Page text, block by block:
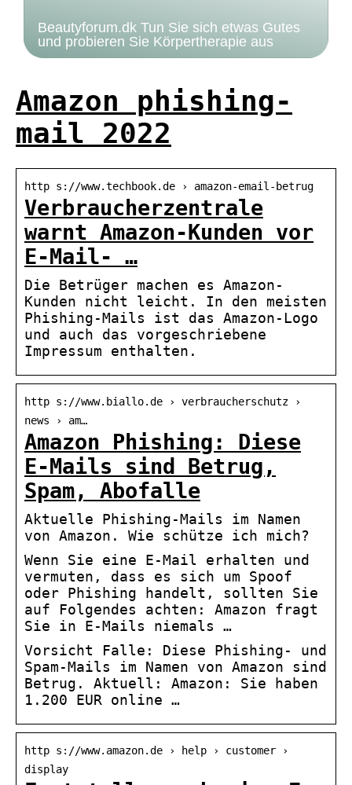
Beautyforum.dk Tun Sie sich etwas Gutes
und probieren Sie Körpertherapie aus
Amazon phishing-
mail 2022
http s://www.techbook.de › amazon-email-betrug
Verbraucherzentrale
warnt Amazon-Kunden vor
E-Mail- …
Die Betrüger machen es Amazon-
Kunden nicht leicht. In den meisten
Phishing-Mails ist das Amazon-Logo
und auch das vorgeschriebene
Impressum enthalten.
http s://www.biallo.de › verbraucherschutz ›
news › am…
Amazon Phishing: Diese
E-Mails sind Betrug,
Spam, Abofalle
Aktuelle Phishing-Mails im Namen
von Amazon. Wie schütze ich mich?
Wenn Sie eine E-Mail erhalten und
vermuten, dass es sich um Spoof
oder Phishing handelt, sollten Sie
auf Folgendes achten: Amazon fragt
Sie in E-Mails niemals …
Vorsicht Falle: Diese Phishing- und
Spam-Mails im Namen von Amazon sind
Betrug. Aktuell: Amazon: Sie haben
1.200 EUR online …
http s://www.amazon.de › help › customer ›
display